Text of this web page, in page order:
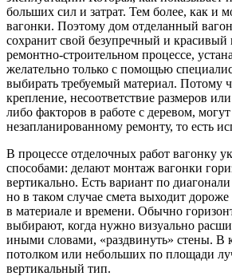
больших сил и затрат. Тем более, как и
вагонки. Поэтому дом отделанный
сохранит свой безупречный и
ремонтно-строительном процессе,
желательно только с помощью
выбирать требуемый материал. Потому
крепление, несоответствие размеров
либо факторов в работе с деревом,
незапланированному ремонту, то есть
В процессе отделочных работ вагонку
способами: делают монтаж вагонки
вертикально. Есть вариант по
но в таком случае смета выходит дороже
в материале и времени. Обычно
выбирают, когда нужно визуально
иными словами, «раздвинуть» стены. В
потолком или небольших по площади
вертикальный тип.